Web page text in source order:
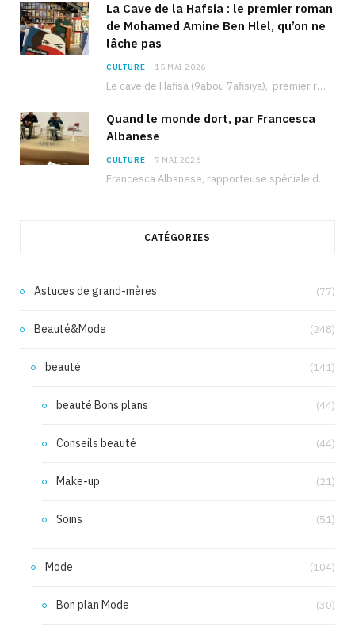
La Cave de la Hafsia : le premier roman
de Mohamed Amine Ben Hlel, qu’on ne
lâche pas
CULTURE 15 MAI 2026
Le cave de Hafisa (9abou 7afisiya), premier roman du journaliste tunisien Mohamed Amine Ben Hlel,…
Quand le monde dort, par Francesca
Albanese
CULTURE 7 MAI 2026
Francesca Albanese, rapporteuse spéciale de l’ONU sur les territoires palestiniens occupés, était à Tunis pour…
CATÉGORIES
Astuces de grand-mères (77)
Beauté&Mode (248)
beauté (141)
beauté Bons plans (44)
Conseils beauté (44)
Make-up (21)
Soins (51)
Mode (104)
Bon plan Mode (30)